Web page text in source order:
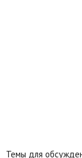
Темы для